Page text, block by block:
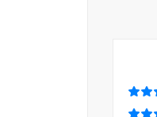
제23장. 우
제24장. 귀
제25장. 사